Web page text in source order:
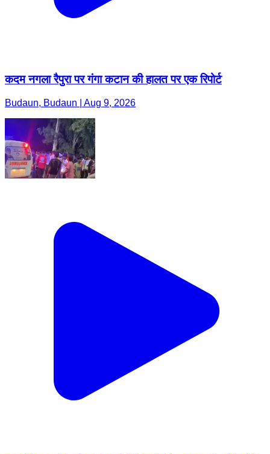
कदम नगला रैपुरा पर गंगा कटान की हालत पर एक रिपोर्ट
Budaun, Budaun | Aug 9, 2026